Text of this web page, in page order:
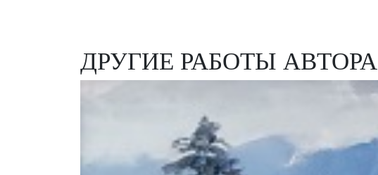
ДРУГИЕ РАБОТЫ АВТОРА